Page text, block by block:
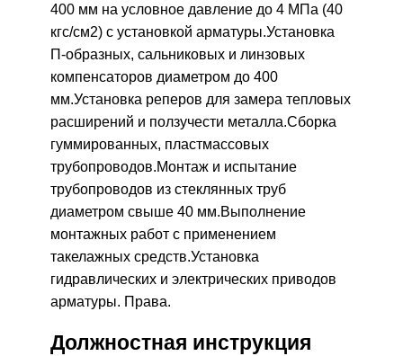
400 мм на условное давление до 4 МПа (40
кгс/см2) с установкой арматуры.Установка
П-образных, сальниковых и линзовых
компенсаторов диаметром до 400
мм.Установка реперов для замера тепловых
расширений и ползучести металла.Сборка
гуммированных, пластмассовых
трубопроводов.Монтаж и испытание
трубопроводов из стеклянных труб
диаметром свыше 40 мм.Выполнение
монтажных работ с применением
такелажных средств.Установка
гидравлических и электрических приводов
арматуры. Права.
Должностная инструкция